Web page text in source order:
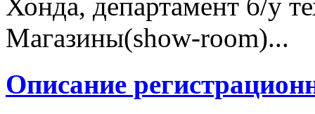
Магазины(show-room)...
Описание